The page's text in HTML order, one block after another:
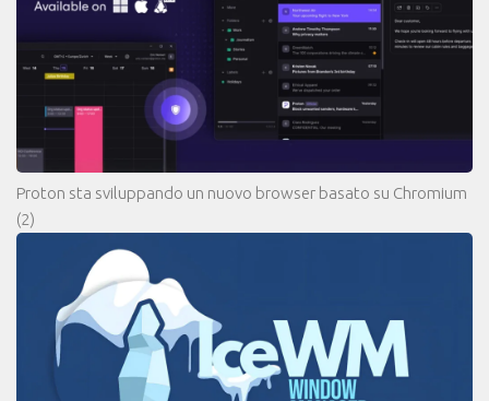
Proton sta sviluppando un nuovo browser basato su Chromium
(2)